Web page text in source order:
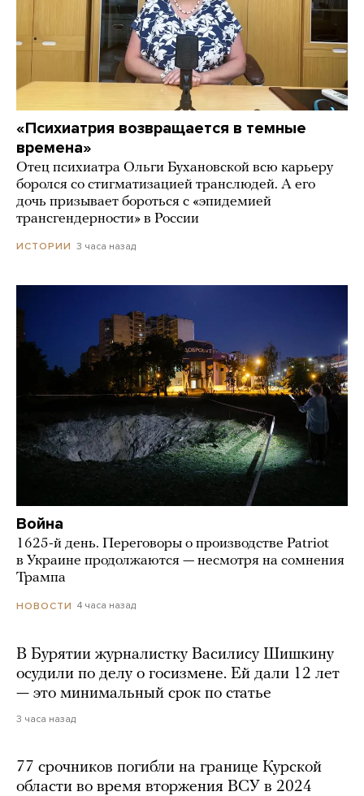
«Психиатрия возвращается в темные
времена»
Отец психиатра Ольги Бухановской всю карьеру
боролся со стигматизацией транслюдей. А его
дочь призывает бороться с «эпидемией
трансгендерности» в России
ИСТОРИИ 3 часа назад
Война
1625-й день. Переговоры о производстве Patriot
в Украине продолжаются — несмотря на сомнения
Трампа
НОВОСТИ 4 часа назад
В Бурятии журналистку Василису Шишкину
осудили по делу о госизмене. Ей дали 12 лет
— это минимальный срок по статье
3 часа назад
77 срочников погибли на границе Курской
области во время вторжения ВСУ в 2024